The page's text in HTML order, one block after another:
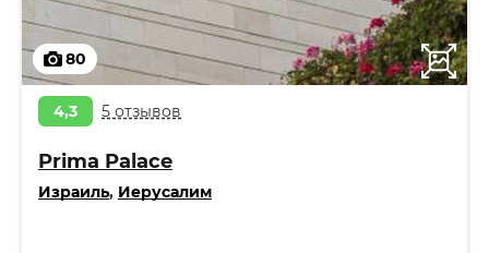
80
4,3 5 отзывов
Prima Palace
Израиль, Иерусалим